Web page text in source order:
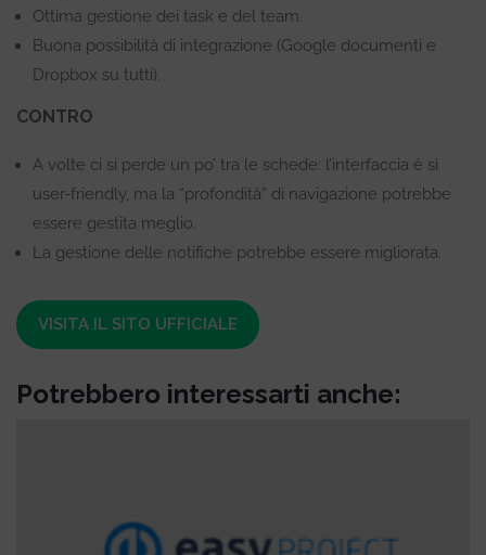
Ottima gestione dei task e del team.
Buona possibilità di integrazione (Google documenti e
Dropbox su tutti).
CONTRO
A volte ci si perde un po’ tra le schede: l’interfaccia è sì
user-friendly, ma la “profondità” di navigazione potrebbe
essere gestita meglio.
La gestione delle notifiche potrebbe essere migliorata.
VISITA IL SITO UFFICIALE
Potrebbero interessarti anche: